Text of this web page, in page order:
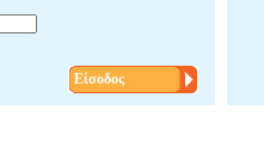
Είσοδος